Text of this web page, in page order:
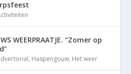
WEERPRAATJE. “Zomer op
, Haspengouw, Het weer